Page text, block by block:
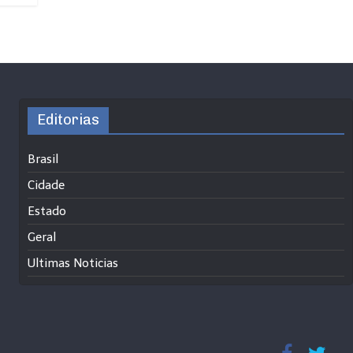
Editorias
Brasil
Cidade
Estado
Geral
Ultimas Noticias